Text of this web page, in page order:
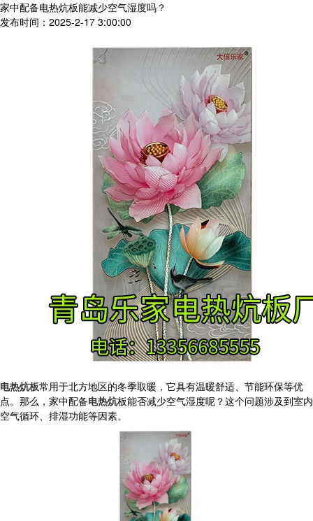
家中配备电热炕板能减少空气湿度吗？
发布时间：2025-2-17 3:00:00
电热炕板常用于北方地区的冬季取暖，它具有温暖舒适、节能环保等优
点。那么，家中配备电热炕板能否减少空气湿度呢？这个问题涉及到室内
空气循环、排湿功能等因素。